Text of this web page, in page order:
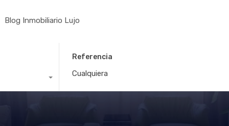
Blog Inmobiliario Lujo
Referencia